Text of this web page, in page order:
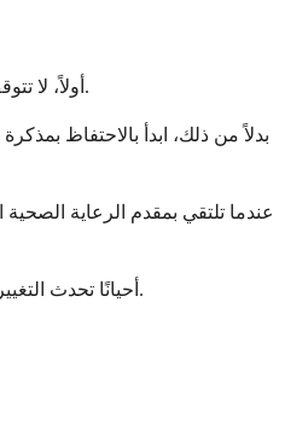
أولاً، لا تتوقف عن تناول دوائك فجأة دون التحدث إلى طبيبك. قد يكون التوقف المفاجئ عن تناول بعض الأدوية غير آمن ويؤدي إلى أعراض الانسحاب أو عودة الحالة الأصلية التي يتم علاجها.
بدلاً من ذلك، ابدأ بالاحتفاظ
عندما تلتقي بمقدم الرعاية
أحيانًا تحدث التغييرات الصغيرة فرقًا كبيرًا. تناول الدواء في الصباح بدلاً من الليل، أو تقسيم الجرعة، يمكن أن يحسن النوم دون التضحية بفعالية العلاج. طبيبك هو شريكك في إيجاد التوازن الصحيح.